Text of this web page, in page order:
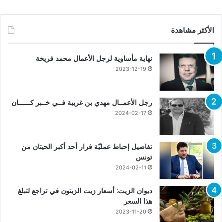
الأكثر مشاهدة
نهاية مأساوية لرجل الأعمال محمد فريخة
2023-12-19
رجل الأعمــال مهدي بن غربية فــي خــبر كــــــان
2024-02-17
تفاصيل إحباط عمليّة فرار أحد أكبر الحيتان من
تونس
2024-02-11
ديوان الزيت: أسعار زيت الزيتون في تراجع لتبلغ
هذا السعر
2023-11-20